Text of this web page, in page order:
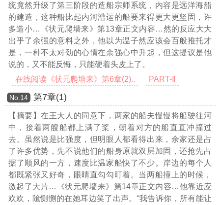
统竟然升级了第三阶段的造船宗师系统，内容是远洋海船
的建造，这种船比起内河漕运的船要来得更大更坚固，许
多造小…《状元爬墙来》第13章正文内容…然的反应大大
出乎了余强的意料之外，他以为温子然应该会百般推托才
是，一种不太对劲的心情在余强心中升起，但这提议是他
说的，又不能反悔，只能硬着头皮上了。
在线阅读《状元爬墙来》第6章(2)..
PART-Ⅱ
Νο.14 第7章(1)
【摘要】在王大人的同意下，两家的船夫慢慢将船驶往河
中，接着两艘船都上满了桨，朝着对方的船直直冲撞过
去。虽然说是比强度，但明眼人都看得出来，余家还是占
了许多优势，先不说他们的船身原就双层加固，还抢先占
据了顺风的一方，速度比温家船快了不少。岸边的每个人
都既紧张又好奇，眼睛直勾勾盯着。当两船撞上的时候，
激起了大片…《状元爬墙来》第14章正文内容…他靠近应
欢欢，隂恻恻的在她耳边笑了出声。“我告诉你，所有能让